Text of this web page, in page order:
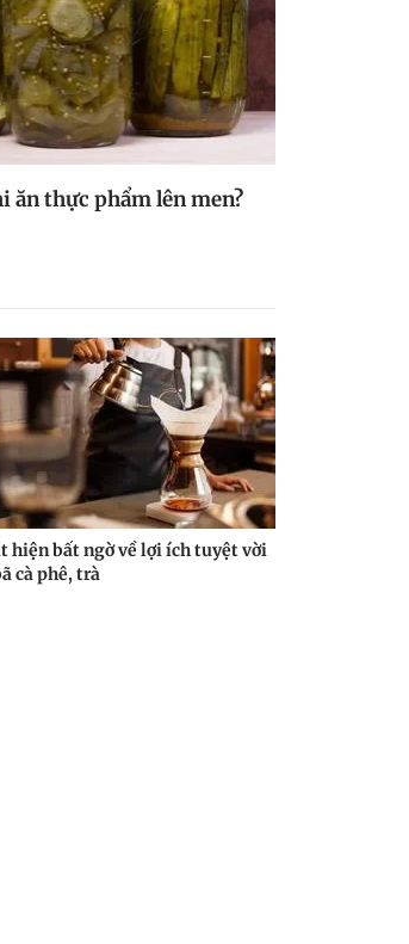
ăn thực phẩm lên men?
hiện bất ngờ về lợi ích tuyệt vời
cà phê, trà